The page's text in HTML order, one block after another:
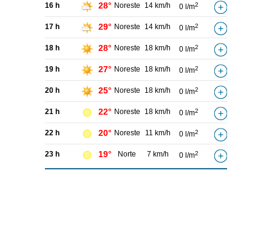
16 h 28° Noreste 14 km/h 0 l/m2
17 h 29° Noreste 14 km/h 0 l/m2
18 h 28° Noreste 18 km/h 0 l/m2
19 h 27° Noreste 18 km/h 0 l/m2
20 h 25° Noreste 18 km/h 0 l/m2
21 h 22° Noreste 18 km/h 0 l/m2
22 h 20° Noreste 11 km/h 0 l/m2
23 h 19° Norte 7 km/h 0 l/m2